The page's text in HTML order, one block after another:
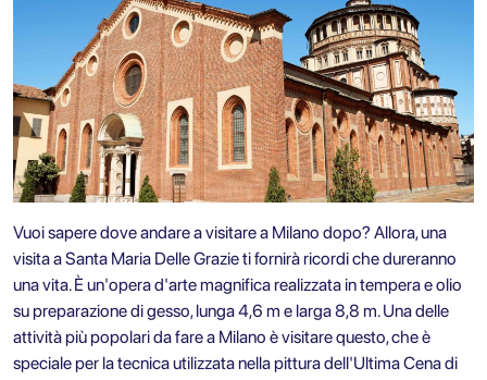
Vuoi sapere dove andare a visitare a Milano dopo? Allora, una
visita a Santa Maria Delle Grazie ti fornirà ricordi che dureranno
una vita. È un'opera d'arte magnifica realizzata in tempera e olio
su preparazione di gesso, lunga 4,6 m e larga 8,8 m. Una delle
attività più popolari da fare a Milano è visitare questo, che è
speciale per la tecnica utilizzata nella pittura dell'Ultima Cena di